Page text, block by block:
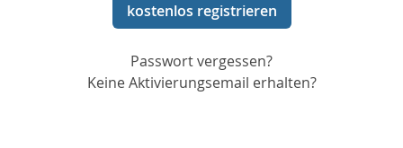
kostenlos registrieren
Passwort vergessen?
Keine Aktivierungsemail erhalten?